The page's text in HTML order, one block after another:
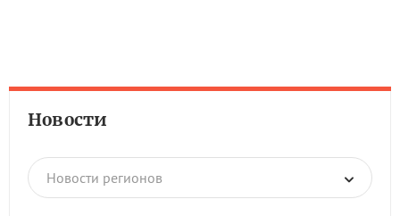
Новости
Новости регионов